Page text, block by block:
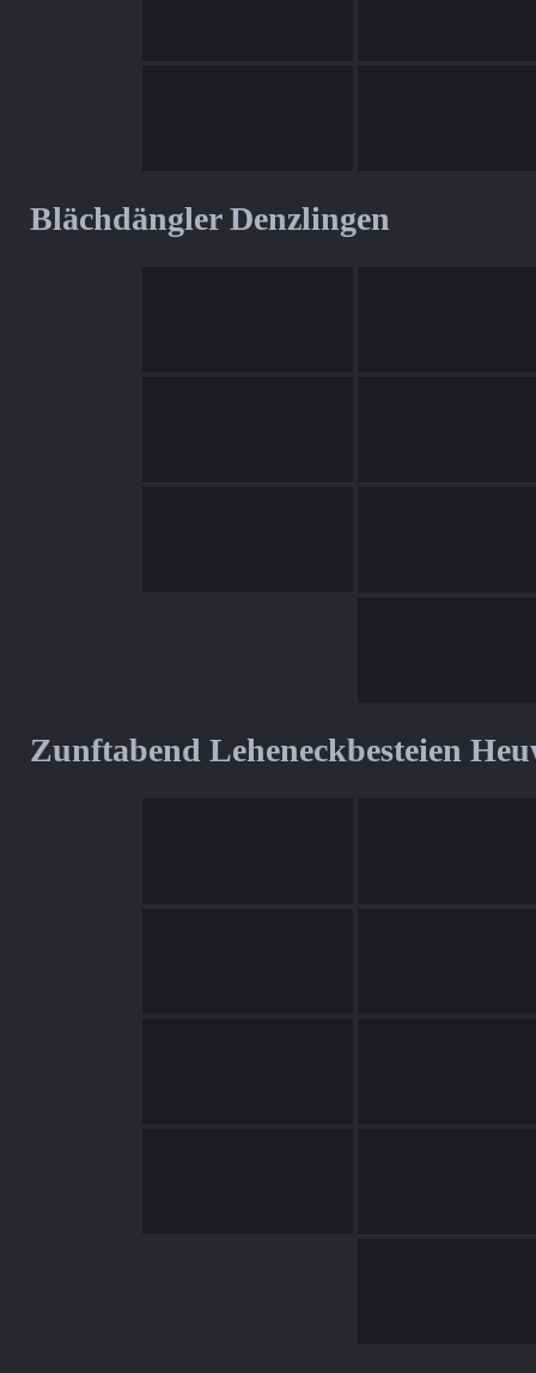
Blächdängler Denzlingen
Zunftabend Leheneckbesteien